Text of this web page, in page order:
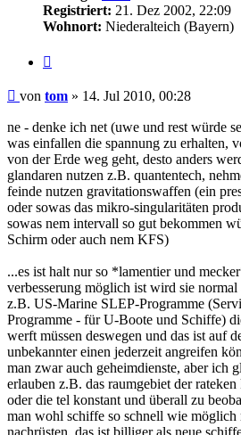
Registriert: 21. Dez 2002, 22:09
Wohnort: Niederalteich (Bayern)
Beitrag
von tom » 14. Jul 2010, 00:28
ne - denke ich net (uwe und rest würde
was einfallen die spannung zu erhalten,
von der Erde weg geht, desto anders
glandaren nutzen z.B. quantentech,
feinde nutzen gravitationswaffen (ein
oder sowas das mikro-singularitäten
sowas nem intervall so gut bekommen
Schirm oder auch nem KFS)
...es ist halt nur so *lamentier und
verbesserung möglich ist wird sie
z.B. US-Marine SLEP-Programme
Programme - für U-Boote und Schiffe)
werft müssen deswegen und das ist auf
unbekannter einen jederzeit angreifen
man zwar auch geheimdienste, aber ich
erlauben z.B. das raumgebiet der
oder die tel konstant und überall zu
man wohl schiffe so schnell wie möglich
nachrüsten, das ist billiger als neue